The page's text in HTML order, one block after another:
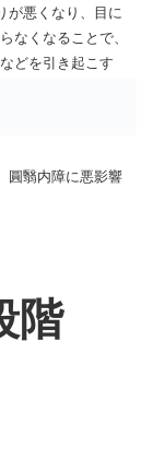
が悪くなり、目に
なくなることで、
どを引き起こす
圓翳内障に悪影響
階